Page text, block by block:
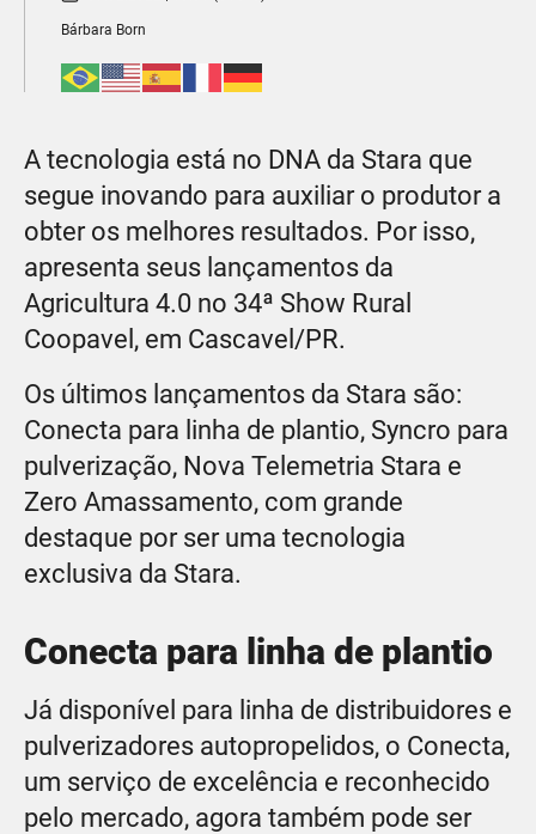
Bárbara Born
A tecnologia está no DNA da Stara que
segue inovando para auxiliar o produtor a
obter os melhores resultados. Por isso,
apresenta seus lançamentos da
Agricultura 4.0 no 34ª Show Rural
Coopavel, em Cascavel/PR.
Os últimos lançamentos da Stara são:
Conecta para linha de plantio, Syncro para
pulverização, Nova Telemetria Stara e
Zero Amassamento, com grande
destaque por ser uma tecnologia
exclusiva da Stara.
Conecta para linha de plantio
Já disponível para linha de distribuidores e
pulverizadores autopropelidos, o Conecta,
um serviço de excelência e reconhecido
pelo mercado, agora também pode ser